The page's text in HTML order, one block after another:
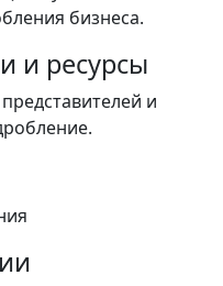
бизнеса.
и ресурсы
и